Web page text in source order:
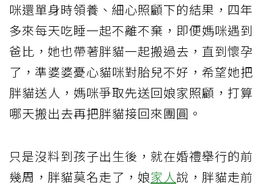
咪還單身時領養、細心照顧下的結果，四年
多來每天吃睡一起不離不棄，即便媽咪遇到
爸比，她也帶著胖貓一起搬過去，直到懷孕
了，準婆婆憂心貓咪對胎兒不好，希望她把
胖貓送人，媽咪爭取先送回娘家照顧，打算
哪天搬出去再把胖貓接回來團圓。
只是沒料到孩子出生後，就在婚禮舉行的前
幾周，胖貓莫名走了，娘家人說，胖貓走前